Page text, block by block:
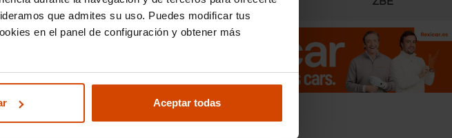
que admites su uso. Puedes modificar tus
en el panel de configuración y obtener más
Aceptar todas